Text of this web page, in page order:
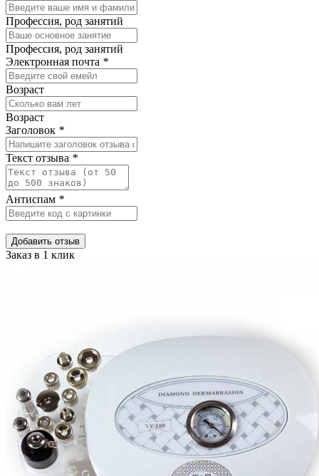
Профессия, род занятий
Профессия, род занятий
Электронная почта *
Возраст
Возраст
Заголовок *
Текст отзыва *
Антиспам *
Добавить отзыв
Заказ в 1 клик